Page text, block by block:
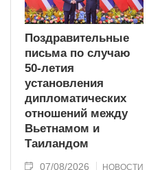
Поздравительные
письма по случаю
50-летия
установления
дипломатических
отношений между
Вьетнамом и
Таиландом
07/08/2026 НОВОСТИ